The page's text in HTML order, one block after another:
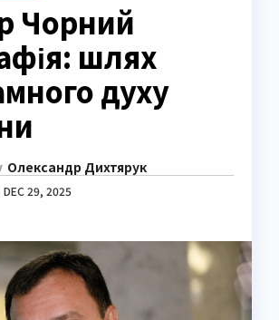
Чорний
шлях
духу
Олександр Дихтярук
DEC 29, 2025